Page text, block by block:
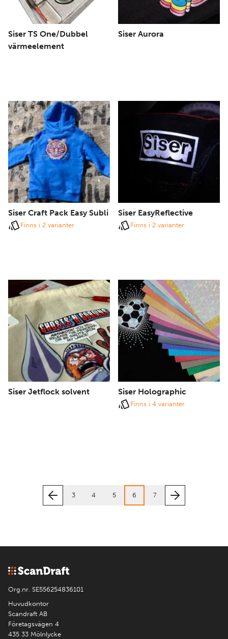
Siser TS One/Dubbel
värmeelement
Siser Aurora
Siser Craft Pack Easy Subli
Finns i 2 varianter
Siser EasyReflective
Finns i 2 varianter
Siser Jetflock solvent Siser Holographic
Finns i 4 varianter
3 4 5 6 7
Org.nr. SE556254836101
Huvudkontor
Scandraft AB
Företagsvägen 4
435 33 Mölnlycke